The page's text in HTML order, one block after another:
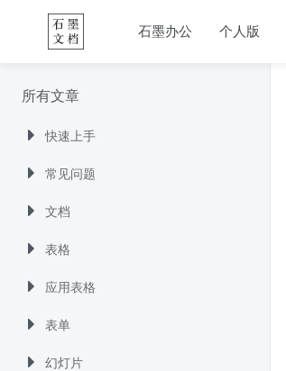
石墨办公 个人版
所有文章
快速上手
常见问题
文档
表格
应用表格
表单
幻灯片